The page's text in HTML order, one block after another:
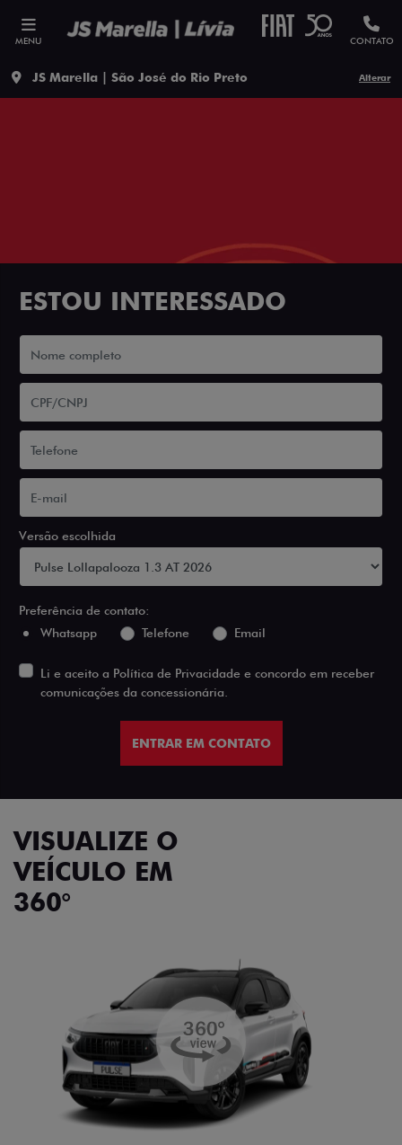
MENU CONTATO
JS Marella | São José do Rio Preto Alterar
ESTOU INTERESSADO
Versão escolhida
Preferência de contato:
Whatsapp
Telefone Email
Li e aceito a Política de Privacidade e concordo em receber
comunicações da concessionária.
ENTRAR EM CONTATO
VISUALIZE O
VEÍCULO EM
360°